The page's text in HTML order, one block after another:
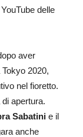
delle
aver
2020,
nel fioretto.
apertura.
Sabatini e il
anche